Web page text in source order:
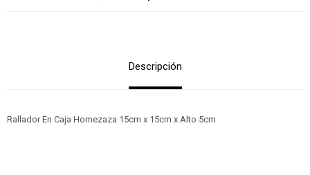
Descripción
Rallador En Caja Homezaza 15cm x 15cm x Alto 5cm